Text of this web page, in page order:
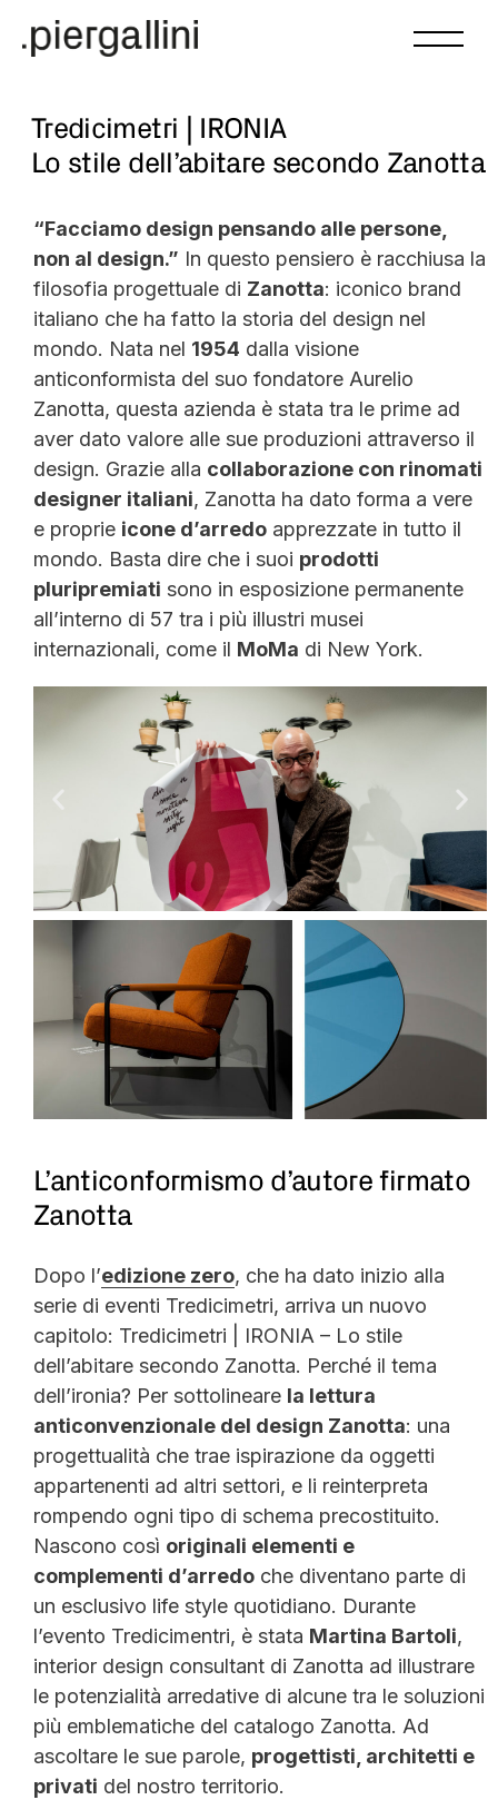
Tredicimetri | IRONIA
Lo stile dell’abitare secondo Zanotta
“Facciamo design pensando alle persone,
non al design.” In questo pensiero è racchiusa la
filosofia progettuale di Zanotta: iconico brand
italiano che ha fatto la storia del design nel
mondo. Nata nel 1954 dalla visione
anticonformista del suo fondatore Aurelio
Zanotta, questa azienda è stata tra le prime ad
aver dato valore alle sue produzioni attraverso il
design. Grazie alla collaborazione con rinomati
designer italiani, Zanotta ha dato forma a vere
e proprie icone d’arredo apprezzate in tutto il
mondo. Basta dire che i suoi prodotti
pluripremiati sono in esposizione permanente
all’interno di 57 tra i più illustri musei
internazionali, come il MoMa di New York.
L’anticonformismo d’autore firmato
Zanotta
Dopo l’edizione zero, che ha dato inizio alla
serie di eventi Tredicimetri, arriva un nuovo
capitolo: Tredicimetri | IRONIA – Lo stile
dell’abitare secondo Zanotta. Perché il tema
dell’ironia? Per sottolineare la lettura
anticonvenzionale del design Zanotta: una
progettualità che trae ispirazione da oggetti
appartenenti ad altri settori, e li reinterpreta
rompendo ogni tipo di schema precostituito.
Nascono così originali elementi e
complementi d’arredo che diventano parte di
un esclusivo life style quotidiano. Durante
l’evento Tredicimentri, è stata Martina Bartoli,
interior design consultant di Zanotta ad illustrare
le potenzialità arredative di alcune tra le soluzioni
più emblematiche del catalogo Zanotta. Ad
ascoltare le sue parole, progettisti, architetti e
privati del nostro territorio.